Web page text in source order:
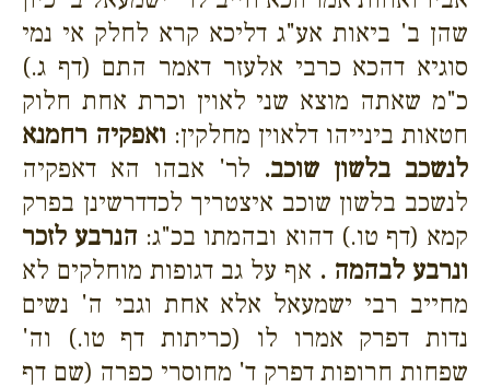
שהן ב' ביאות אע"ג דליכא קרא לחלק אי נמי
סוגיא דהכא כרבי אלעזר דאמר התם (דף ג.)
כ"מ שאתה מוצא שני לאוין וכרת אחת חלוק
חטאות בינייהו דלאוין מחלקין: ואפקיה רחמנא
לנשכב בלשון שוכב. לר' אבהו הא דאפקיה
לנשכב בלשון שוכב איצטריך לכדדרשינן בפרק
קמא (דף טו.) דהוא ובהמתו בכ"ג: הנרבע לזכר
ונרבע לבהמה . אף על גב דגופות מוחלקים לא
מחייב רבי ישמעאל אלא אחת וגבי ה' נשים
נדות דפרק אמרו לו (כריתות דף טו.) וה'
שפחות חרופות דפרק ד' מחוסרי כפרה (שם דף